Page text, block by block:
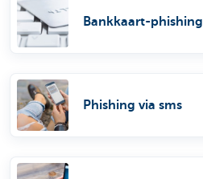
Bankkaart-phishing
Phishing via sms